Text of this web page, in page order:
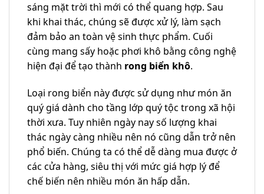
sáng mặt trời thì mới có thể quang hợp. Sau
khi khai thác, chúng sẽ được xử lý, làm sạch
đảm bảo an toàn vệ sinh thực phẩm. Cuối
cùng mang sấy hoặc phơi khô bằng công nghệ
hiện đại để tạo thành rong biển khô.
Loại rong biển này được sử dụng như món ăn
quý giá dành cho tầng lớp quý tộc trong xã hội
thời xưa. Tuy nhiên ngày nay số lượng khai
thác ngày càng nhiều nên nó cũng dẫn trở nên
phổ biến. Chúng ta có thể dễ dàng mua được ở
các cửa hàng, siêu thị với mức giá hợp lý để
chế biến nên nhiều món ăn hấp dẫn.